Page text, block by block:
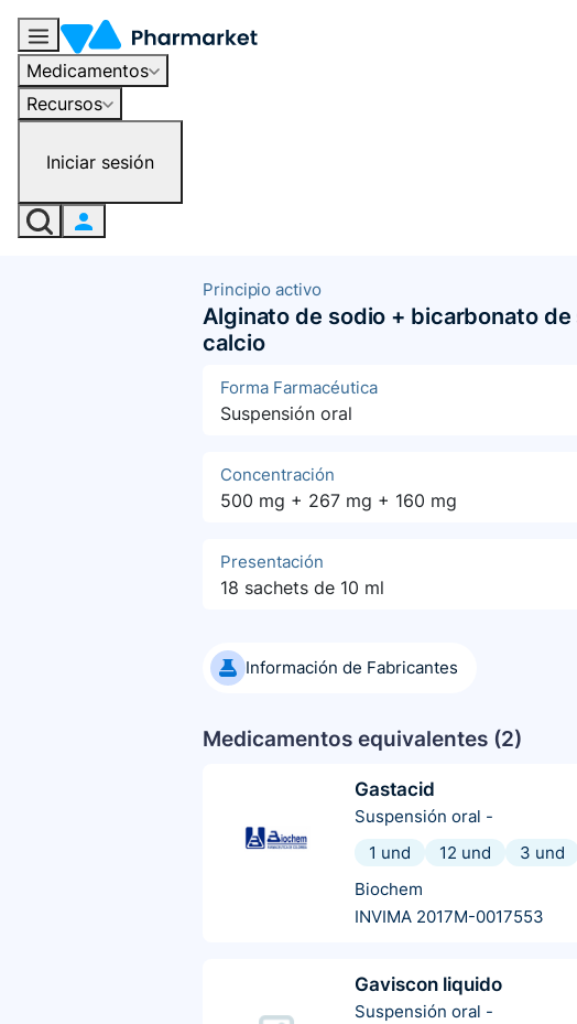
Medicamentos
Recursos
Iniciar sesión
Principio activo
Alginato de sodio + bicarbonato
calcio
Forma Farmacéutica
Suspensión oral
Concentración
500 mg + 267 mg + 160 mg
Presentación
18 sachets de 10 ml
Información de Fabricantes
Medicamentos equivalentes (2)
Gastacid
Suspensión oral -
1 und
12 und
3 und
Biochem
INVIMA 2017M-0017553
Gaviscon liquido
Suspensión oral -